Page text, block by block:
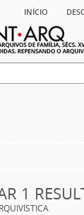
início
1